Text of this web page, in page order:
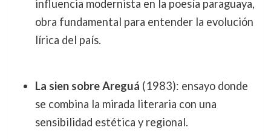
influencia modernista en la poesía paraguaya,
obra fundamental para entender la evolución
lírica del país.
La sien sobre Areguá (1983): ensayo donde
se combina la mirada literaria con una
sensibilidad estética y regional.